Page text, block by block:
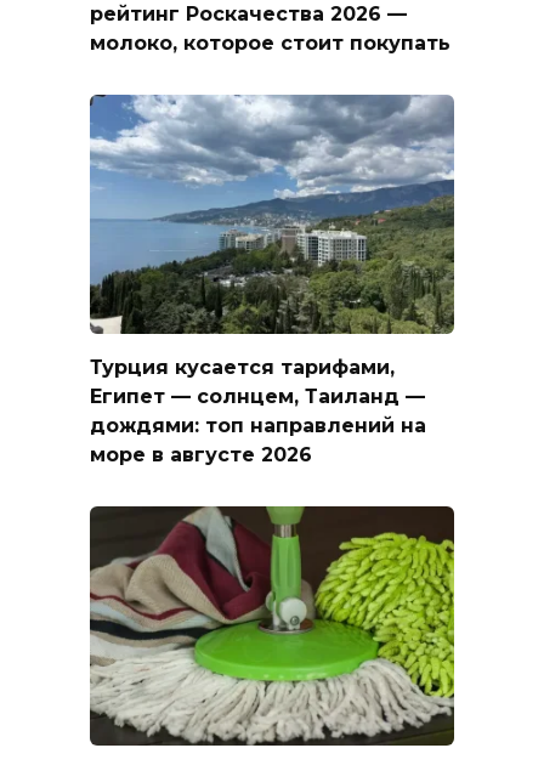
рейтинг Роскачества 2026 —
молоко, которое стоит покупать
Турция кусается тарифами,
Египет — солнцем, Таиланд —
дождями: топ направлений на
море в августе 2026